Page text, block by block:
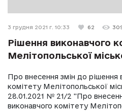
3 грудня 2021 г. 10:33 62
Рішення виконавчого
Мелітопольської
Про внесення змін до рішення
комітету Мелітопольської
28.01.2021 № 21/2 "Про
виконавчого комітету